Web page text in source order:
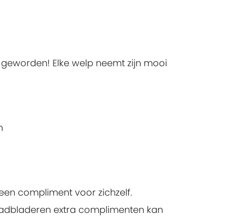
Elke welp neemt zijn mooi
compliment voor zichzelf.
extra complimenten kan